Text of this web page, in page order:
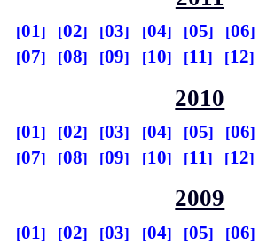
01 02 03 04 05
06
07
08 09 10 11 12
2010
01 02 03 04 05
06
07
08 09 10 11 12
2009
01 02 03 04 05
06